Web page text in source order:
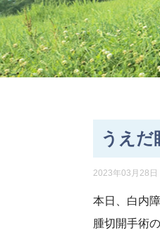
うえだ
2023年03月28日
本日、白内
腫切開手術